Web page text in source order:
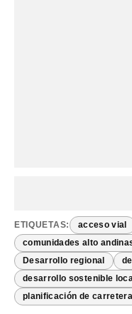
ETIQUETAS: acceso vial
comunidades alto
Desarrollo regional
desarrollo sostenible
planificación de